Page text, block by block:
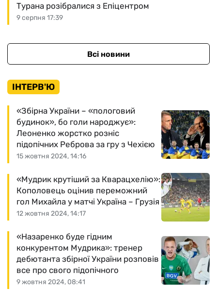
9 серпня 17:39
Турана розібралися з Епіцентром
Всі новини
ІНТЕРВ'Ю
15 жовтня 2024, 14:16
«Збірна України – «пологовий
будинок», бо голи народжує»:
Леоненко жорстко розніс
підопічних Реброва за гру з Чехією
12 жовтня 2024, 14:17
«Мудрик крутіший за Кварацхелію»:
Кополовець оцінив переможний
гол Михайла у матчі Україна – Грузія
9 жовтня 2024, 08:41
«Назаренко буде гідним
конкурентом Мудрика»: тренер
дебютанта збірної України розповів
все про свого підопічного